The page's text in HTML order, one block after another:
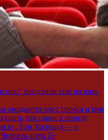
продлили еще на пять
ожидается рост спроса и цен
для сдачи в аренду
я»: Том Холланд — о
паук 2»